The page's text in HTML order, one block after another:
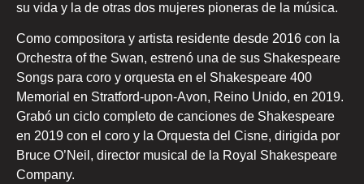
su vida y la de otras dos mujeres pioneras de la música.
Como compositora y artista residente desde 2016 con la
Orchestra of the Swan, estrenó una de sus Shakespeare
Songs para coro y orquesta en el Shakespeare 400
Memorial en Stratford-upon-Avon, Reino Unido, en 2019.
Grabó un ciclo completo de canciones de Shakespeare
en 2019 con el coro y la Orquesta del Cisne, dirigida por
Bruce O’Neil, director musical de la Royal Shakespeare
Company.